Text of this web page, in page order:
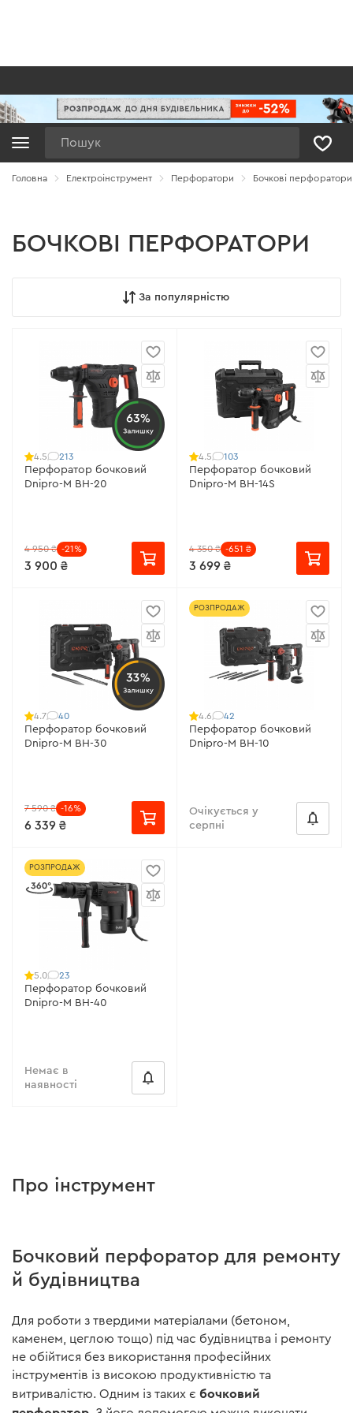
Головна Електроінструмент Перфоратори Бочкові перфоратори
БОЧКОВІ ПЕРФОРАТОРИ
За популярністю
63%
Залишку
4.5 213
Перфоратор бочковий
Dnipro-M BH-20
4 950 ₴ -21%
3 900 ₴
4.5 103
Перфоратор бочковий
Dnipro-M BH-14S
4 350 ₴ -651 ₴
3 699 ₴
33%
Залишку
4.7 40
Перфоратор бочковий
Dnipro-M BH-30
7 590 ₴ -16%
6 339 ₴
РОЗПРОДАЖ
4.6 42
Перфоратор бочковий
Dnipro-M BH-10
Очікується у
серпні
РОЗПРОДАЖ
5.0 23
Перфоратор бочковий
Dnipro-M BH-40
Немає в
наявності
Про інструмент
Бочковий перфоратор для ремонту
й будівництва
Для роботи з твердими матеріалами (бетоном,
каменем, цеглою тощо) під час будівництва і ремонту
не обійтися без використання професійних
інструментів із високою продуктивністю та
витривалістю. Одним із таких є бочковий